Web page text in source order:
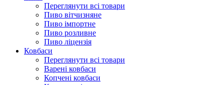
Переглянути всі товари
Пиво вітчизняне
Пиво імпортне
Пиво розливне
Пиво ліцензія
Ковбаси
Переглянути всі товари
Варені ковбаси
Копчені ковбаси